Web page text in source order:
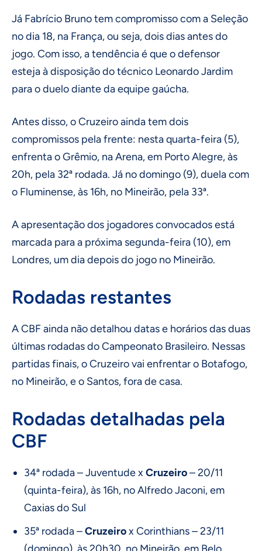
Já Fabrício Bruno tem compromisso com a Seleção
no dia 18, na França, ou seja, dois dias antes do
jogo. Com isso, a tendência é que o defensor
esteja à disposição do técnico Leonardo Jardim
para o duelo diante da equipe gaúcha.
Antes disso, o Cruzeiro ainda tem dois
compromissos pela frente: nesta quarta-feira (5),
enfrenta o Grêmio, na Arena, em Porto Alegre, às
20h, pela 32ª rodada. Já no domingo (9), duela com
o Fluminense, às 16h, no Mineirão, pela 33ª.
A apresentação dos jogadores convocados está
marcada para a próxima segunda-feira (10), em
Londres, um dia depois do jogo no Mineirão.
Rodadas restantes
A CBF ainda não detalhou datas e horários das duas
últimas rodadas do Campeonato Brasileiro. Nessas
partidas finais, o Cruzeiro vai enfrentar o Botafogo,
no Mineirão, e o Santos, fora de casa.
Rodadas detalhadas pela
CBF
34ª rodada – Juventude xCruzeiro– 20/11
(quinta-feira), às 16h, no Alfredo Jaconi, em
Caxias do Sul
35ª rodada –Cruzeirox Corinthians – 23/11